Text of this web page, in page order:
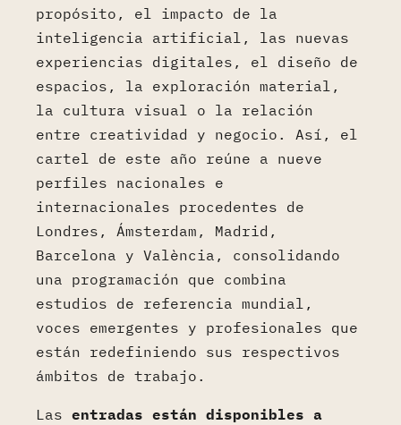
propósito, el impacto de la
inteligencia artificial, las nuevas
experiencias digitales, el diseño de
espacios, la exploración material,
la cultura visual o la relación
entre creatividad y negocio. Así, el
cartel de este año reúne a nueve
perfiles nacionales e
internacionales procedentes de
Londres, Ámsterdam, Madrid,
Barcelona y València, consolidando
una programación que combina
estudios de referencia mundial,
voces emergentes y profesionales que
están redefiniendo sus respectivos
ámbitos de trabajo.
Las entradas están disponibles a